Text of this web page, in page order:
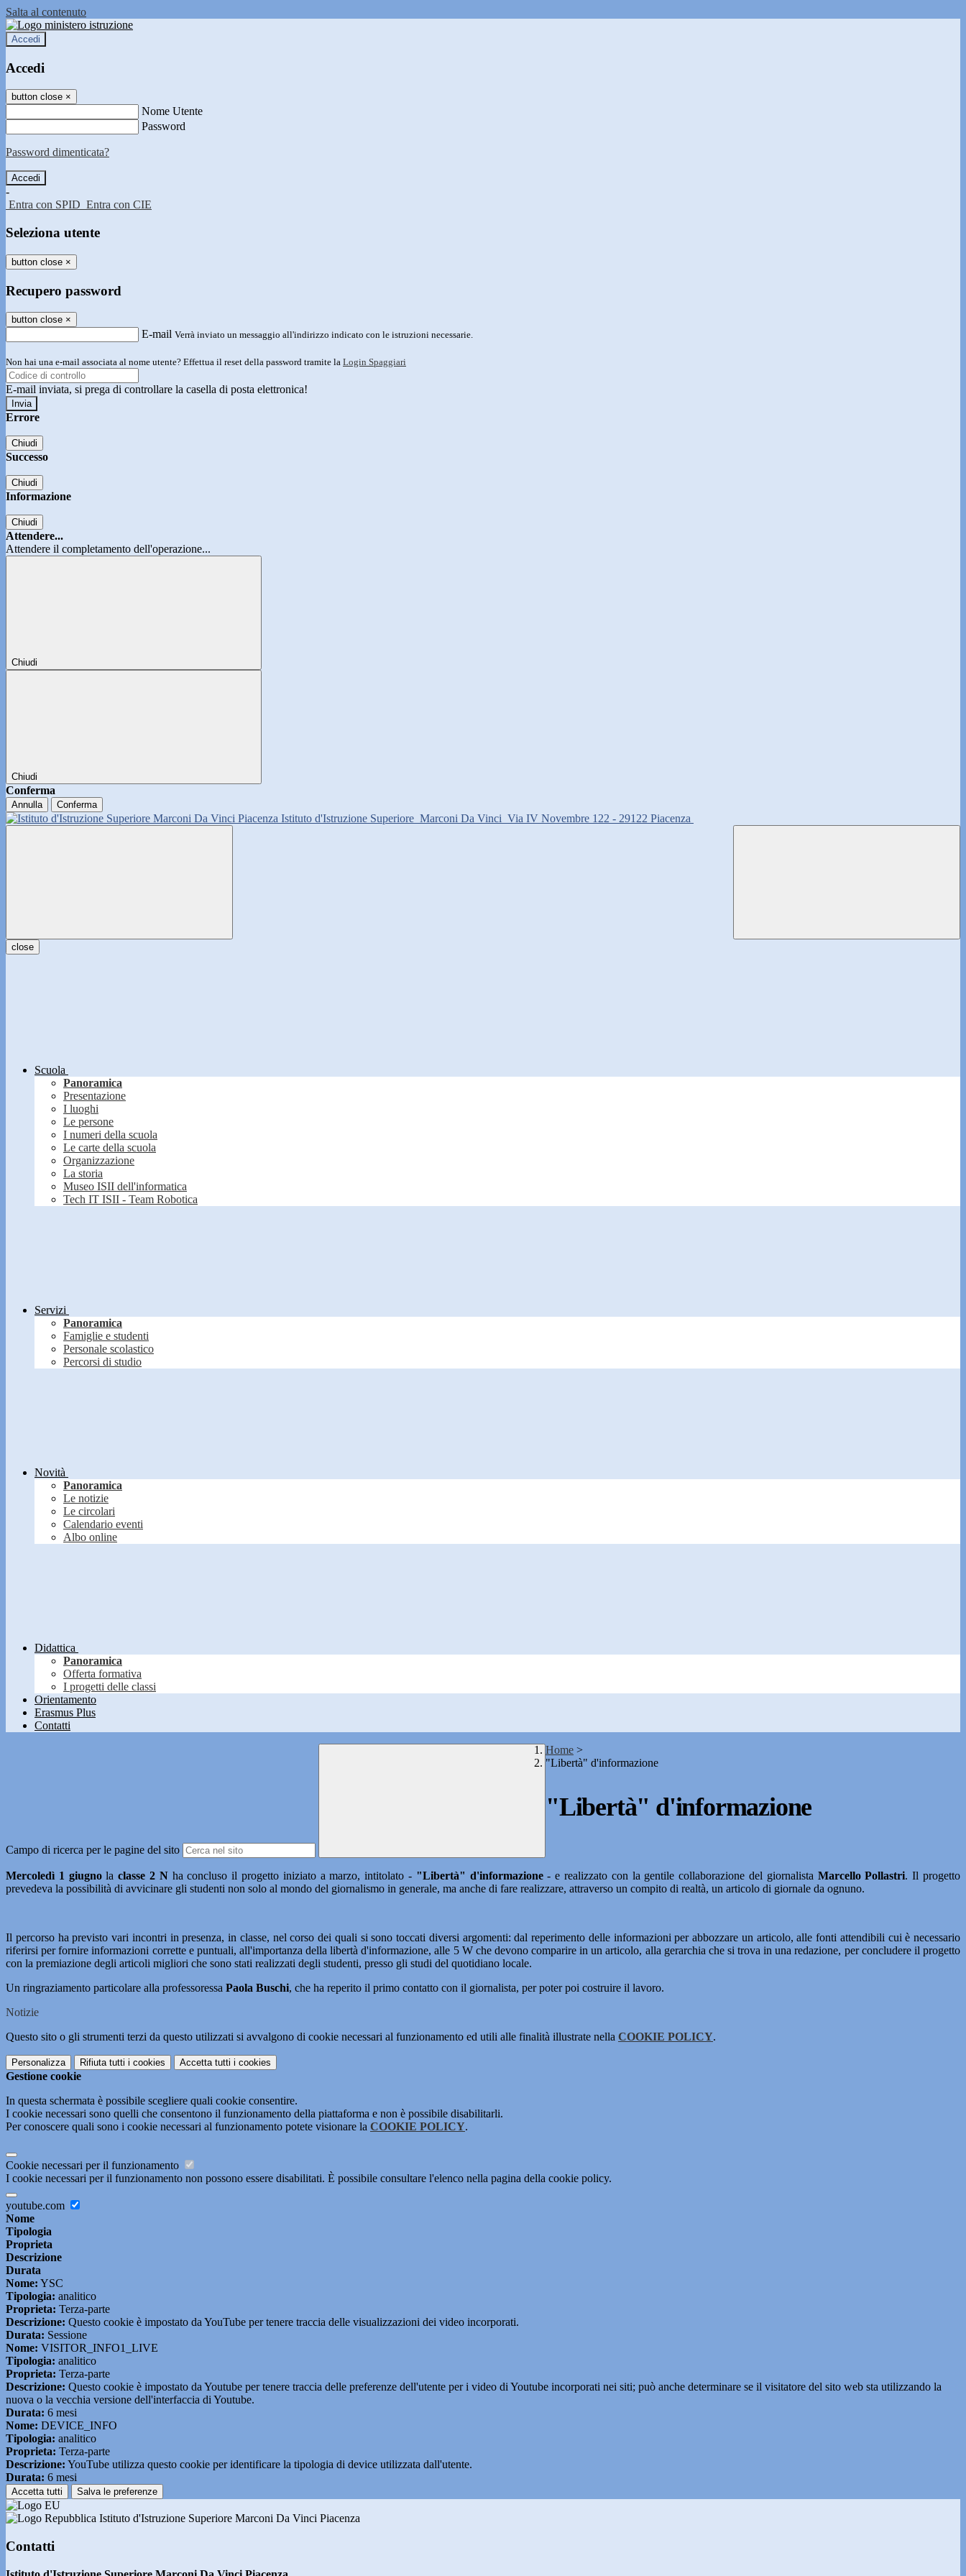
Salta al contenuto
Accedi
Accedi
button close ×
Nome Utente
Password
Password dimenticata?
-
Entra con SPID Entra con CIE
Seleziona utente
button close ×
Recupero password
button close ×
E-mail Verrà inviato un messaggio all'indirizzo indicato con le istruzioni necessarie.
Non hai una e-mail associata al nome utente? Effettua il reset della password tramite la Login Spaggiari
E-mail inviata, si prega di controllare la casella di posta elettronica!
Errore
Chiudi
Successo
Chiudi
Informazione
Chiudi
Attendere...
Attendere il completamento dell'operazione...
Chiudi
Chiudi
Conferma
Annulla Conferma
Istituto d'Istruzione Superiore Marconi Da Vinci Via IV Novembre 122 - 29122 Piacenza
close
Scuola
Panoramica
Presentazione
I luoghi
Le persone
I numeri della scuola
Le carte della scuola
Organizzazione
La storia
Museo ISII dell'informatica
Tech IT ISII - Team Robotica
Servizi
Panoramica
Famiglie e studenti
Personale scolastico
Percorsi di studio
Novità
Panoramica
Le notizie
Le circolari
Calendario eventi
Albo online
Didattica
Panoramica
Offerta formativa
I progetti delle classi
Orientamento
Erasmus Plus
Contatti
Campo di ricerca per le pagine del sito
Home >
"Libertà" d'informazione
"Libertà" d'informazione
Mercoledì 1 giugnolaclasse 2 Nha concluso il progetto iniziato a marzo, intitolato - "Libertà" d'informazione- e realizzato con la gentile collaborazione del giornalista Marcello Pollastri. Il progetto
prevedeva la possibilità di avvicinare gli studenti non solo al mondo del giornalismo in generale, ma anche di fare realizzare, attraverso un compito di realtà, un articolo di giornale da ognuno.
Il percorso ha previsto vari incontri in presenza, in classe, nel corso dei quali si sono toccati diversi argomenti: dal reperimento delle informazioni per abbozzare un articolo, alle fonti attendibili cui è necessario
riferirsi per fornire informazioni corrette e puntuali, all'importanza della libertà d'informazione, alle 5 W che devono comparire in un articolo, alla gerarchia che si trova in una redazione, per concludere il progetto
con la premiazione degli articoli migliori che sono stati realizzati degli studenti, presso gli studi del quotidiano locale.
Un ringraziamento particolare alla professoressa Paola Buschi, che ha reperito il primo contatto con il giornalista, per poter poi costruire il lavoro.
Notizie
Questo sito o gli strumenti terzi da questo utilizzati si avvalgono di cookie necessari al funzionamento ed utili alle finalità illustrate nella COOKIE POLICY.
Personalizza Rifiuta tutti i cookies Accetta tutti i cookies
Gestione cookie
In questa schermata è possibile scegliere quali cookie consentire.
I cookie necessari sono quelli che consentono il funzionamento della piattaforma e non è possibile disabilitarli.
Per conoscere quali sono i cookie necessari al funzionamento potete visionare la COOKIE POLICY.
Cookie necessari per il funzionamento
I cookie necessari per il funzionamento non possono essere disabilitati. È possibile consultare l'elenco nella pagina della cookie policy.
youtube.com
Nome
Tipologia
Proprieta
Descrizione
Durata
Nome: YSC
Tipologia: analitico
Proprieta: Terza-parte
Descrizione: Questo cookie è impostato da YouTube per tenere traccia delle visualizzazioni dei video incorporati.
Durata: Sessione
Nome: VISITOR_INFO1_LIVE
Tipologia: analitico
Proprieta: Terza-parte
Descrizione: Questo cookie è impostato da Youtube per tenere traccia delle preferenze dell'utente per i video di Youtube incorporati nei siti; può anche determinare se il visitatore del sito web sta utilizzando la
nuova o la vecchia versione dell'interfaccia di Youtube.
Durata: 6 mesi
Nome: DEVICE_INFO
Tipologia: analitico
Proprieta: Terza-parte
Descrizione: YouTube utilizza questo cookie per identificare la tipologia di device utilizzata dall'utente.
Durata: 6 mesi
Accetta tutti Salva le preferenze
Istituto d'Istruzione Superiore Marconi Da Vinci Piacenza
Contatti